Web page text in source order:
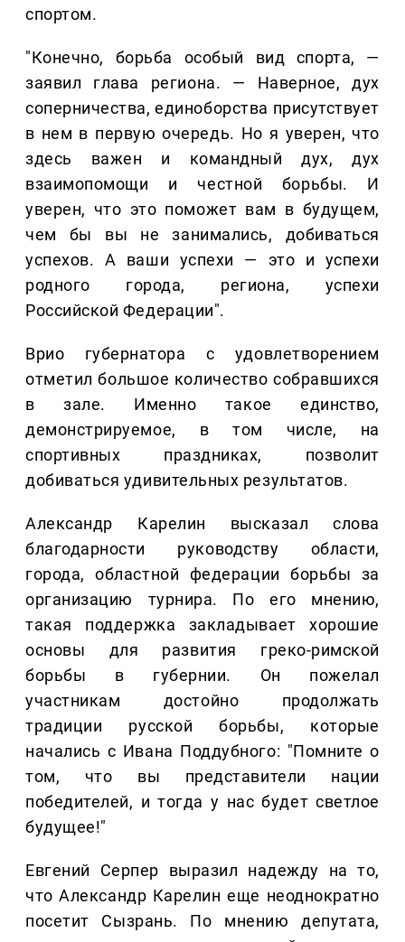
спортом.
"Конечно, борьба особый вид спорта, —
заявил глава региона. — Наверное, дух
соперничества, единоборства присутствует
в нем в первую очередь. Но я уверен, что
здесь важен и командный дух, дух
взаимопомощи и честной борьбы. И
уверен, что это поможет вам в будущем,
чем бы вы не занимались, добиваться
успехов. А ваши успехи — это и успехи
родного города, региона, успехи
Российской Федерации".
Врио губернатора с удовлетворением
отметил большое количество собравшихся
в зале. Именно такое единство,
демонстрируемое, в том числе, на
спортивных праздниках, позволит
добиваться удивительных результатов.
Александр Карелин высказал слова
благодарности руководству области,
города, областной федерации борьбы за
организацию турнира. По его мнению,
такая поддержка закладывает хорошие
основы для развития греко-римской
борьбы в губернии. Он пожелал
участникам достойно продолжать
традиции русской борьбы, которые
начались с Ивана Поддубного: "Помните о
том, что вы представители нации
победителей, и тогда у нас будет светлое
будущее!"
Евгений Серпер выразил надежду на то,
что Александр Карелин еще неоднократно
посетит Сызрань. По мнению депутата,